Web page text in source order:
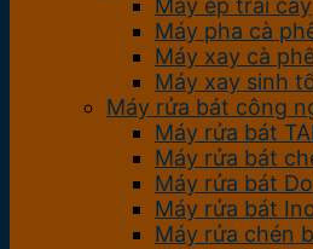
Máy ép trái cây
Máy pha cà
Máy xay cà
Máy xay sinh
Máy rửa bát công
Máy rửa bát
Máy rửa bát
Máy rửa bát
Máy rửa bát
Máy rửa chén